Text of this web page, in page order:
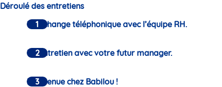
Déroulé des entretiens
Un échange téléphonique avec l’équipe RH.
Un entretien avec votre futur manager.
Bienvenue chez Babilou !